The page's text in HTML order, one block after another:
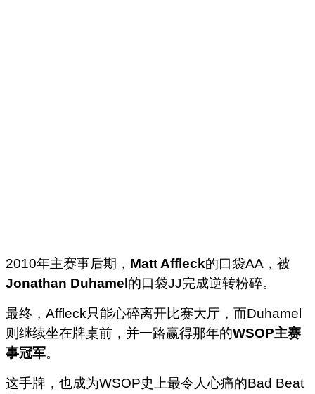
2010年主赛事后期， Matt Affleck的口袋AA，被
Jonathan Duhamel的口袋JJ完成逆转粉碎。
最终，Affleck只能心碎离开比赛大厅，而Duhamel
则继续坐在牌桌前，并一路赢得那年的WSOP主赛
事冠军。
这手牌，也成为WSOP史上最令人心痛的Bad Beat